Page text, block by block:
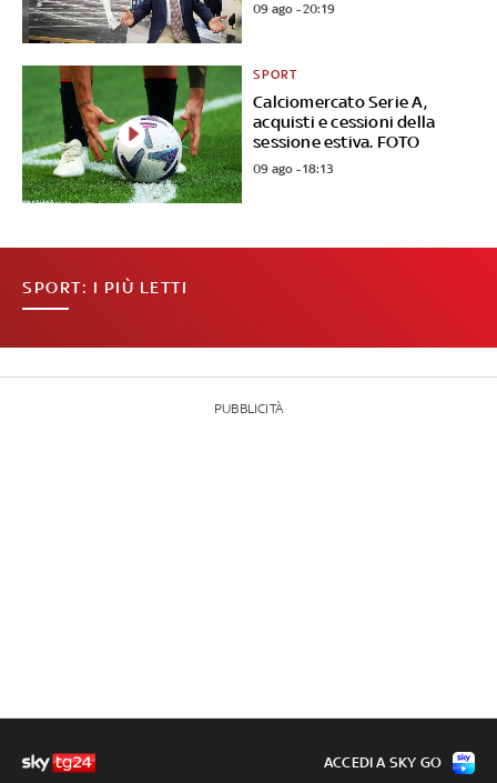
09 ago - 20:19
Calciomercato Serie A,
acquisti e cessioni della
sessione estiva. FOTO
SPORT
09 ago - 18:13
SPORT: I PIÙ LETTI
PUBBLICITÀ
ACCEDI A SKY GO